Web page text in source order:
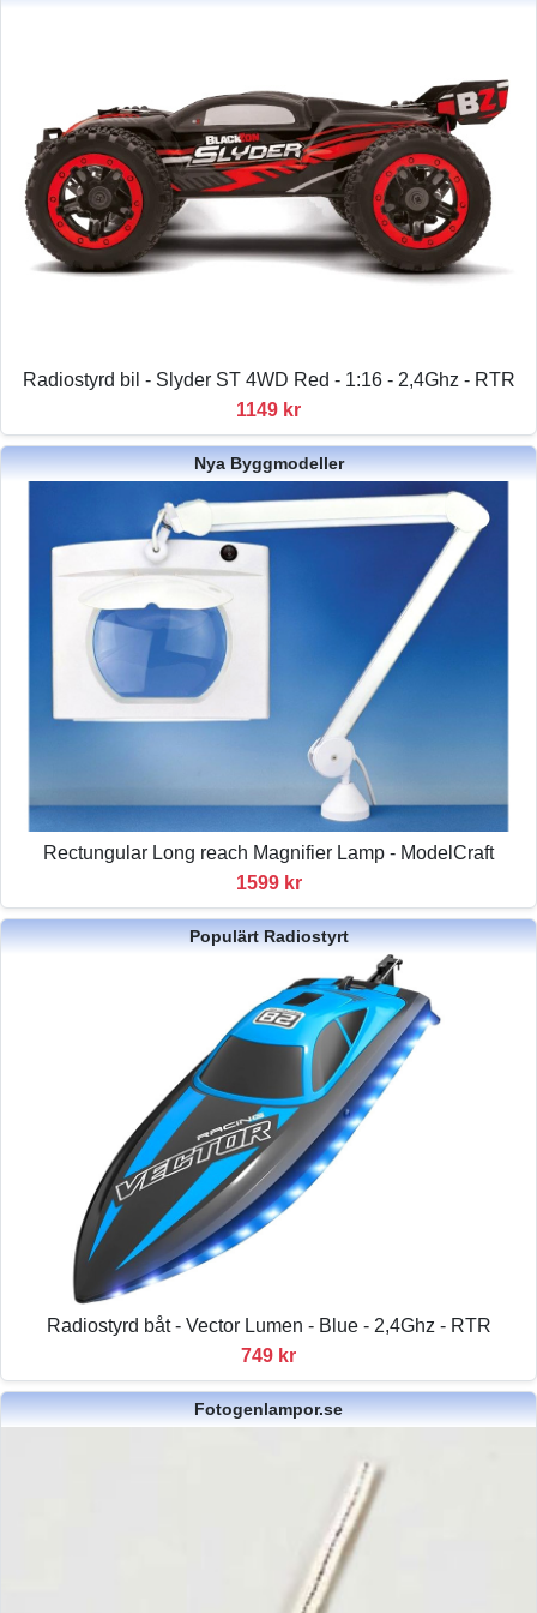
Radiostyrd bil - Slyder ST 4WD Red - 1:16 - 2,4Ghz - RTR
1149 kr
Nya Byggmodeller
Rectungular Long reach Magnifier Lamp - ModelCraft
1599 kr
Populärt Radiostyrt
Radiostyrd båt - Vector Lumen - Blue - 2,4Ghz - RTR
749 kr
Fotogenlampor.se